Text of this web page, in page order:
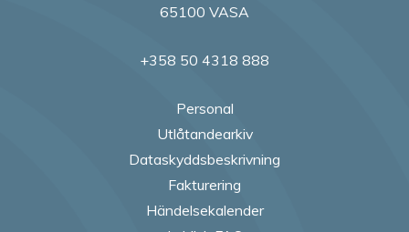
65100 VASA
+358 50 4318 888
Personal
Utlåtandearkiv
Dataskyddsbeskrivning
Fakturering
Händelsekalender